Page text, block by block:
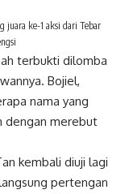
juara ke-1 aksi dari Tebar
terbukti dilomba
Bojiel,
nama yang
dengan merebut
kembali diuji lagi
pertengan